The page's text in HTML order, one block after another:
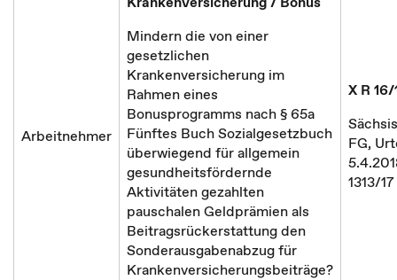
Arbeitnehmer
Mindern die von einer
gesetzlichen
Krankenversicherung im
Rahmen eines
Bonusprogramms nach § 65a
Fünftes Buch Sozialgesetzbuch
überwiegend für allgemein
gesundheitsfördernde
Aktivitäten gezahlten
pauschalen Geldprämien als
Beitragsrückerstattung den
Sonderausgabenabzug für
Krankenversicherungsbeiträge?
X R 16/
FG,
1313/17